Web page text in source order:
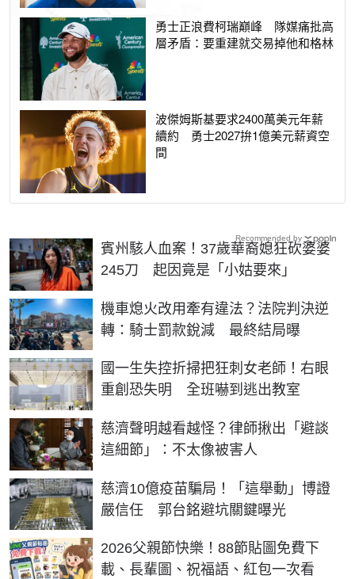
勇士正浪費柯瑞巔峰 隊媒痛批高
層矛盾：要重建就交易掉他和格林
波傑姆斯基要求2400萬美元年薪
續約 勇士2027拚1億美元薪資空
間
賓州駭人血案！37歲華裔媳狂砍婆婆
245刀 起因竟是「小姑要來」
機車熄火改用牽有違法？法院判決逆
轉：騎士罰款銳減 最終結局曝
國一生失控折掃把狂刺女老師！右眼
重創恐失明 全班嚇到逃出教室
慈濟聲明越看越怪？律師揪出「避談
這細節」：不太像被害人
慈濟10億疫苗騙局！「這舉動」博證
嚴信任 郭台銘避坑關鍵曝光
2026父親節快樂！88節貼圖免費下
載、長輩圖、祝福語、紅包一次看
Recommended by